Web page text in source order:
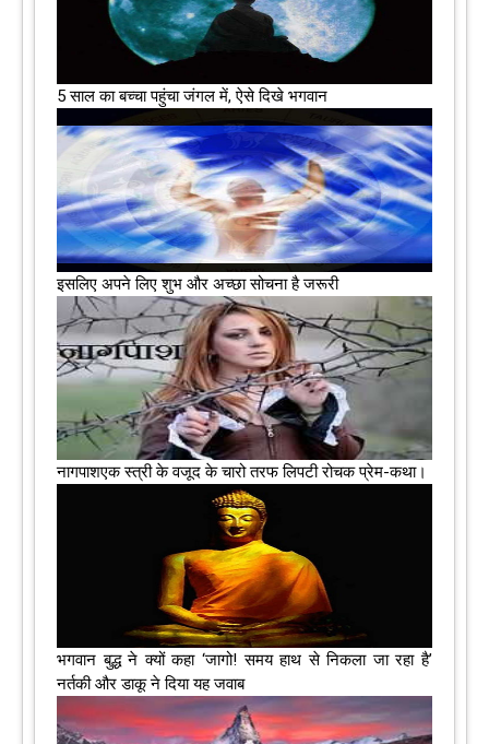
5 साल का बच्चा पहुंचा जंगल में, ऐसे दिखे भगवान
इसलिए अपने लिए शुभ और अच्छा सोचना है जरूरी
नागपाशएक स्त्री के वजूद के चारो तरफ लिपटी रोचक प्रेम-कथा।
भगवान बुद्ध ने क्यों कहा ‘जागो! समय हाथ से निकला जा रहा है’
नर्तकी और डाकू ने दिया यह जवाब